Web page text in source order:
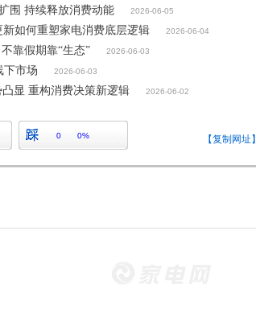
围 持续释放消费动能 2026-06-05
新如何重塑家电消费底层逻辑 2026-06-04
靠假期靠“生态” 2026-06-03
下市场 2026-06-03
凸显 重构消费决策新逻辑 2026-06-02
0 0% 【复制网址】